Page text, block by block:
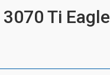
Ti Eagle